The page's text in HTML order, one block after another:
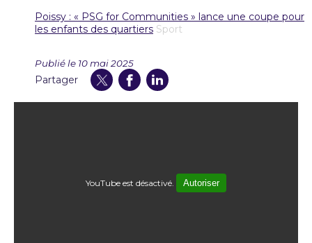
Poissy : « PSG for Communities » lance une coupe pour
les enfants des quartiers Sport
Publié le 10 mai 2025
Partager
YouTube est désactivé. Autoriser